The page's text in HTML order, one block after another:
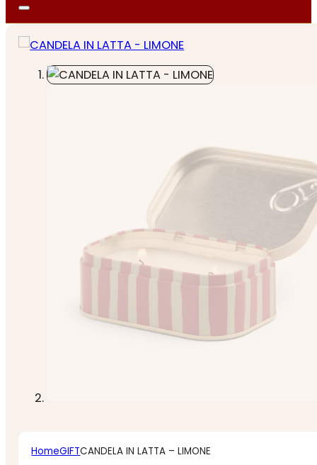
HomeGIFTCANDELA IN LATTA – LIMONE